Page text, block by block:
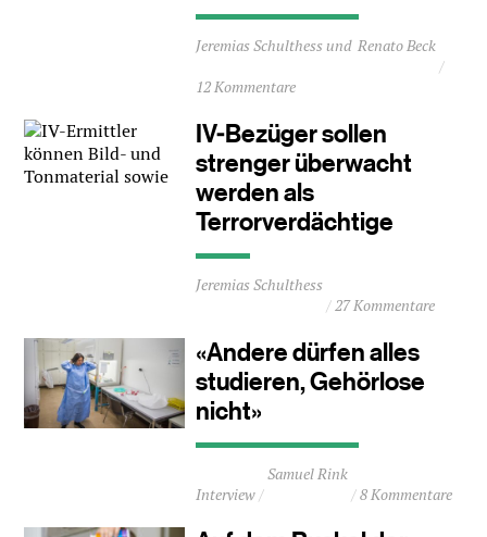
Durchschnittliche
Lesezeit
1
Jeremias Schulthess Renato Beck
12 Kommentare
IV-Bezüger sollen
strenger überwacht
werden als
Terrorverdächtige
Durchschnittliche
Lesezeit
Minuten
Jeremias Schulthess
27 Kommentare
«Andere dürfen alles
studieren, Gehörlose
nicht»
Durchschnittliche
ca.
Interview
Samuel Rink
8 Kommentare